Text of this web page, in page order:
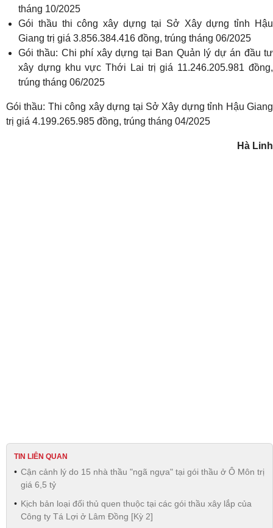
tháng 10/2025
Gói thầu thi công xây dựng tại Sở Xây dựng tỉnh Hậu
Giang trị giá 3.856.384.416 đồng, trúng tháng 06/2025
Gói thầu: Chi phí xây dựng tại Ban Quản lý dự án đầu tư
xây dựng khu vực Thới Lai trị giá 11.246.205.981 đồng,
trúng tháng 06/2025
Gói thầu: Thi công xây dựng tại Sở Xây dựng tỉnh Hậu Giang
trị giá 4.199.265.985 đồng, trúng tháng 04/2025
Hà Linh
TIN LIÊN QUAN
Cận cảnh lý do 15 nhà thầu "ngã ngựa" tại gói thầu ở Ô Môn trị
giá 6,5 tỷ
Kịch bản loại đối thủ quen thuộc tại các gói thầu xây lắp của
Công ty Tá Lợi ở Lâm Đồng [Kỳ 2]